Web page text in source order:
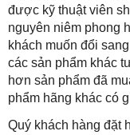
được kỹ thuật viên
nguyên niêm phong
khách muốn đổi
các sản phẩm khác
hơn sản phẩm đã
phẩm hãng khác có
Quý khách hàng đặt